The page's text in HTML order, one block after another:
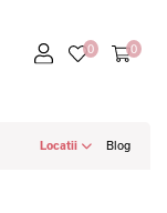
Locatii Blog